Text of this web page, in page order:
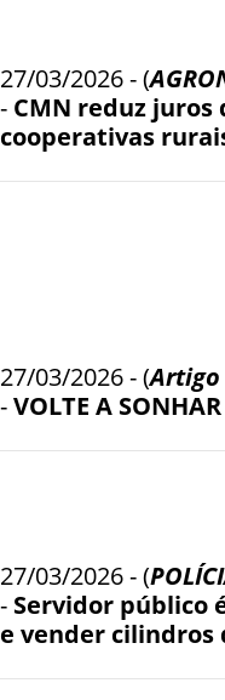
27/03/2026 - (
- CMN reduz
cooperativas
27/03/2026 - (Artigo
-VOLTE A SONHAR
27/03/2026 - (
- Servidor público
e vender cilindros